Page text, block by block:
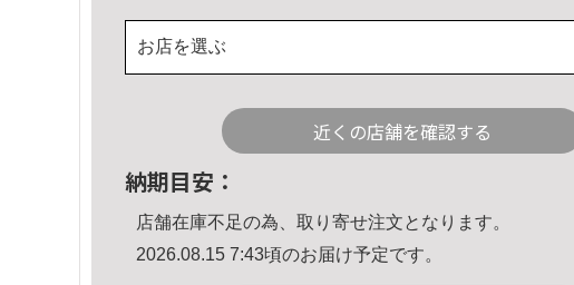
お店を選ぶ
近くの店舗を確認する
納期目安：
店舗在庫不足の為、取り寄せ注文となります。
2026.08.15 7:43頃のお届け予定です。